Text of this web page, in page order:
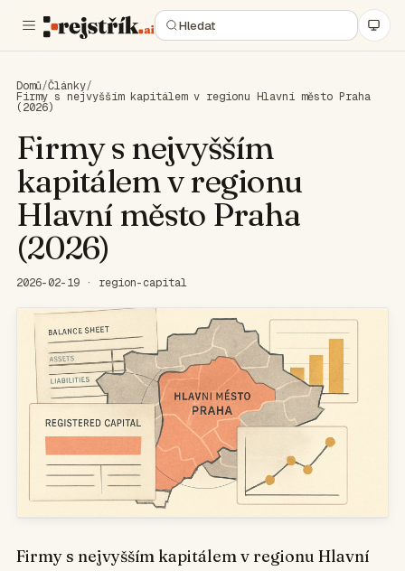
Domů/Články/
Firmy s nejvyšším kapitálem v regionu Hlavní město Praha
(2026)
Firmy s nejvyšším
kapitálem v regionu
Hlavní město Praha
(2026)
2026-02-19 · region-capital
Firmy s nejvyšším kapitálem v regionu Hlavní